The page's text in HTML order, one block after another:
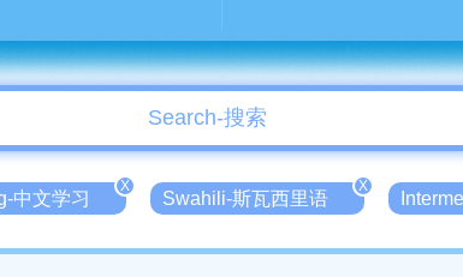
中文学习
X
Swahili-斯瓦西里语
X